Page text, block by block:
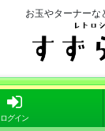
お玉やターナーな
ログイン